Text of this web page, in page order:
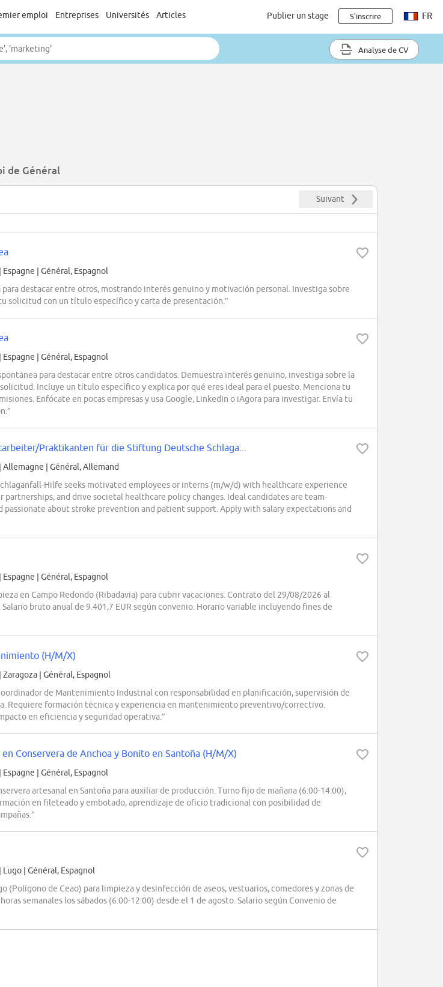
emploi Entreprises Universités Articles Publier un stage S'inscrire FR
Analyse de CV
de Général
Suivant
| Espagne | Général, Espagnol
para destacar entre otros, mostrando interés genuino y motivación personal. Investiga sobre
solicitud con un título específico y carta de presentación.”
| Espagne | Général, Espagnol
para destacar entre otros candidatos. Demuestra interés genuino, investiga sobre la
Incluye un título específico y explica por qué eres ideal para el puesto. Menciona tu
Enfócate en pocas empresas y usa Google, LinkedIn o iAgora para investigar. Envía tu
Praktikanten für die Stiftung Deutsche Schlaga...
| Allemagne | Général, Allemand
Hilfe seeks motivated employees or interns (m/w/d) with healthcare experience
and drive societal healthcare policy changes. Ideal candidates are team-
passionate about stroke prevention and patient support. Apply with salary expectations and
| Espagne | Général, Espagnol
en Campo Redondo (Ribadavia) para cubrir vacaciones. Contrato del 29/08/2026 al
bruto anual de 9.401,7 EUR según convenio. Horario variable incluyendo fines de
(H/M/X)
| Zaragoza | Général, Espagnol
de Mantenimiento Industrial con responsabilidad en planificación, supervisión de
Requiere formación técnica y experiencia en mantenimiento preventivo/correctivo.
en eficiencia y seguridad operativa.”
Conservera de Anchoa y Bonito en Santoña (H/M/X)
| Espagne | Général, Espagnol
artesanal en Santoña para auxiliar de producción. Turno fijo de mañana (6:00-14:00),
en fileteado y embotado, aprendizaje de oficio tradicional con posibilidad de
| Lugo | Général, Espagnol
(Polígono de Ceao) para limpieza y desinfección de aseos, vestuarios, comedores y zonas de
semanales los sábados (6:00-12:00) desde el 1 de agosto. Salario según Convenio de